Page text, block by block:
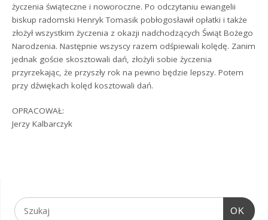
życzenia świąteczne i noworoczne. Po odczytaniu ewangelii
biskup radomski Henryk Tomasik pobłogosławił opłatki i także
złożył wszystkim życzenia z okazji nadchodzących Świąt Bożego
Narodzenia. Następnie wszyscy razem odśpiewali kolędę. Zanim
jednak goście skosztowali dań, złożyli sobie życzenia
przyrzekając, że przyszły rok na pewno będzie lepszy. Potem
przy dźwiękach kolęd kosztowali dań.
OPRACOWAŁ:
Jerzy Kalbarczyk
OK